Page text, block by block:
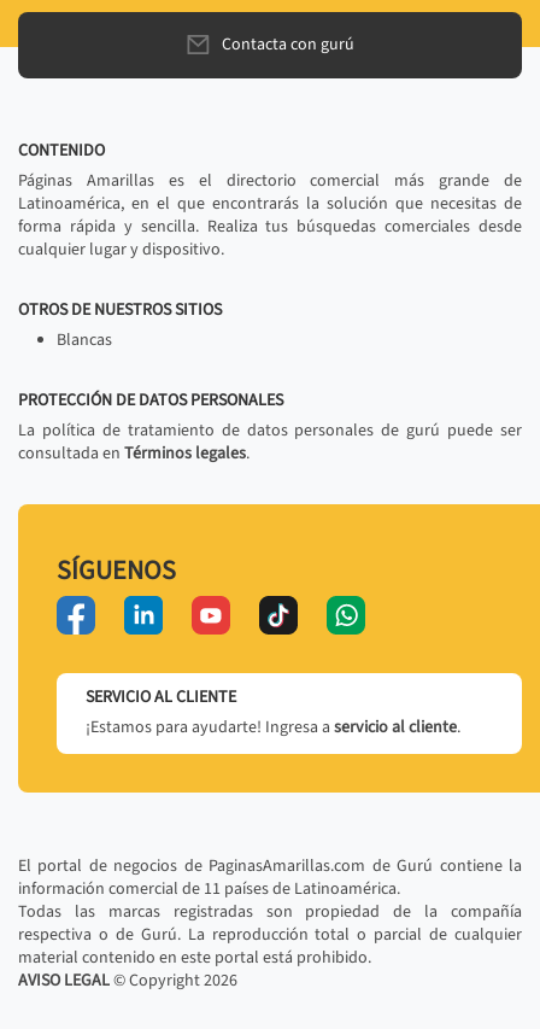
Contacta con gurú
CONTENIDO
Páginas Amarillas es el directorio comercial más grande de
Latinoamérica, en el que encontrarás la solución que necesitas de
forma rápida y sencilla. Realiza tus búsquedas comerciales desde
cualquier lugar y dispositivo.
OTROS DE NUESTROS SITIOS
Blancas
PROTECCIÓN DE DATOS PERSONALES
La política de tratamiento de datos personales de gurú puede ser
consultada en Términos legales.
SÍGUENOS
SERVICIO AL CLIENTE
¡Estamos para ayudarte! Ingresa a servicio al cliente.
El portal de negocios de PaginasAmarillas.com de Gurú contiene la
información comercial de 11 países de Latinoamérica.
Todas las marcas registradas son propiedad de la compañía
respectiva o de Gurú. La reproducción total o parcial de cualquier
material contenido en este portal está prohibido.
AVISO LEGAL© Copyright2026